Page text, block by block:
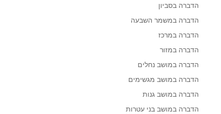
הדברה בסביון
הדברה במשמר השבעה
הדברה במרכז
הדברה במזור
הדברה במושב נחלים
הדברה במושב מגשימים
הדברה במושב גנות
הדברה במושב בני עטרות